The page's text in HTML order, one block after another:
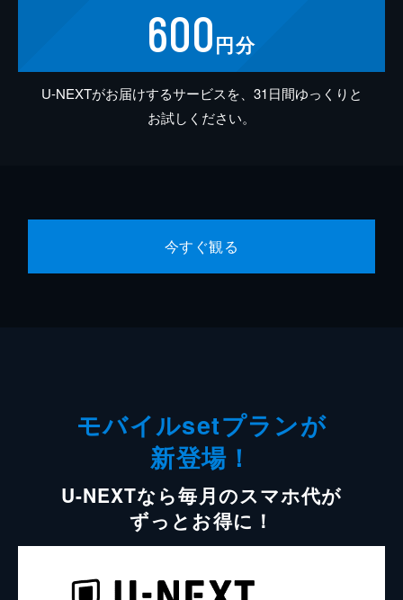
600円分
U-NEXTがお届けするサービスを、31日間ゆっくりと
お試しください。
今すぐ観る
モバイルsetプランが
新登場！
U-NEXTなら毎月のスマホ代が
ずっとお得に！